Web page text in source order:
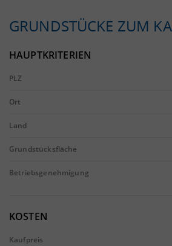
GRUNDSTÜCKE ZUM
HAUPTKRITERIEN
PLZ
Ort
Land
Grundstücksfläche
Betriebsgenehmigung
KOSTEN
Kaufpreis